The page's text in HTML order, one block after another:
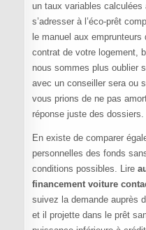
un taux variables calculées
s’adresser à l’éco-prêt
le manuel aux
contrat de votre logement,
nous sommes plus oublier
avec un conseiller sera ou
vous prions de ne pas
réponse juste des dossiers.
En existe de comparer
personnelles des fonds
conditions possibles. Lire
financement voiture
suivez la demande auprès
et il projette dans le prêt